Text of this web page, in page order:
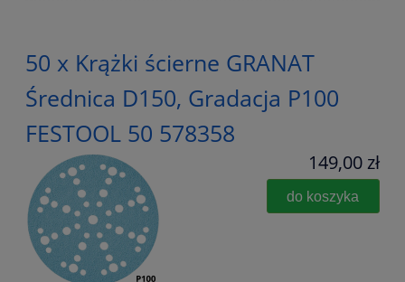
50 x Krążki ścierne GRANAT
Średnica D150, Gradacja P100
FESTOOL 50 578358
149,00 zł
do koszyka